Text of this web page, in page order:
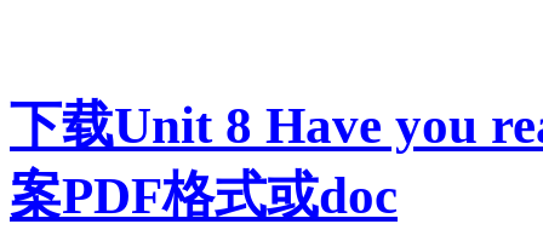
下载Unit 8 Have you
案PDF格式或doc